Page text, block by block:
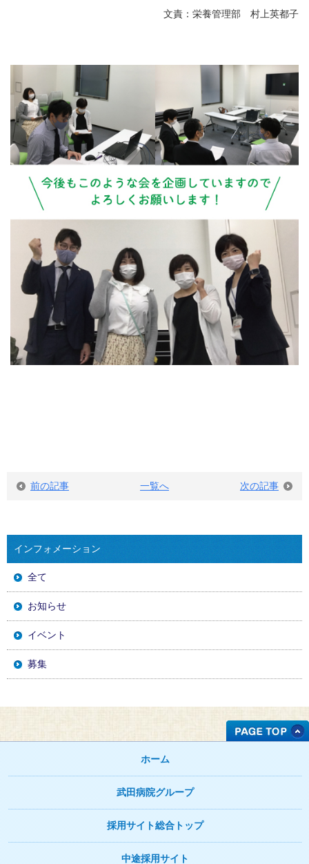
文責：栄養管理部 村上英都子
前の記事 一覧へ 次の記事
インフォメーション
全て
お知らせ
イベント
募集
ホーム
武田病院グループ
採用サイト総合トップ
中途採用サイト